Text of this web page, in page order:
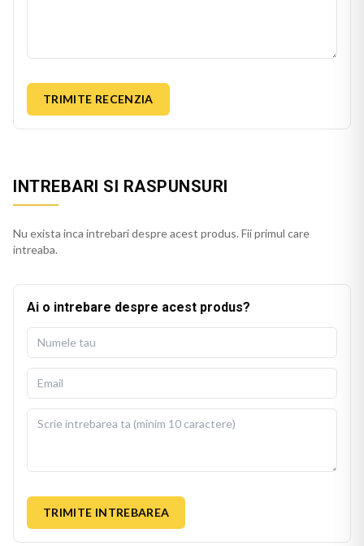
TRIMITE RECENZIA
INTREBARI SI RASPUNSURI
Nu exista inca intrebari despre acest produs. Fii primul care
intreaba.
Ai o intrebare despre acest produs?
TRIMITE INTREBAREA